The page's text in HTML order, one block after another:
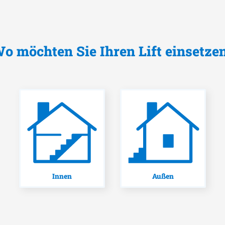
möchten Sie Ihren Lift
Innen Außen